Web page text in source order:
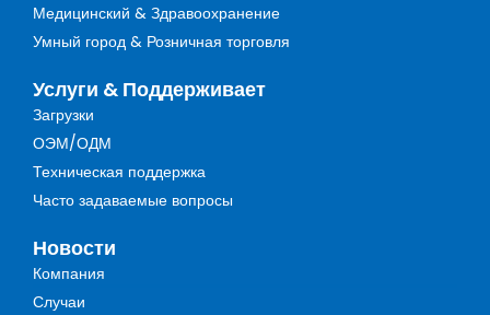
Медицинский & Здравоохранение
Умный город & Розничная торговля
Услуги & Поддерживает
Загрузки
ОЭМ/ОДМ
Техническая поддержка
Часто задаваемые вопросы
Новости
Компания
Случаи